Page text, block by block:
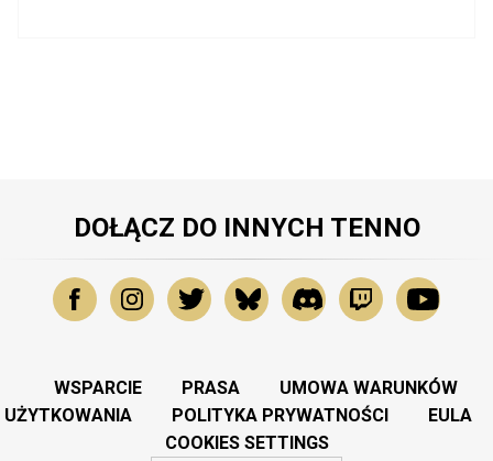
DOŁĄCZ DO INNYCH TENNO
WSPARCIE PRASA
UMOWA WARUNKÓW
UŻYTKOWANIA
POLITYKA PRYWATNOŚCI
EULA
COOKIES SETTINGS